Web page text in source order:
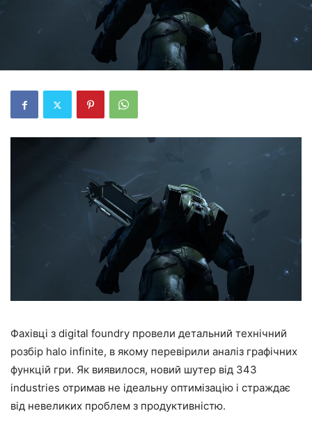
Фахівці з digital foundry провели детальний технічний
розбір halo infinite, в якому перевірили аналіз графічних
функцій гри. Як виявилося, новий шутер від 343
industries отримав не ідеальну оптимізацію і страждає
від невеликих проблем з продуктивністю.